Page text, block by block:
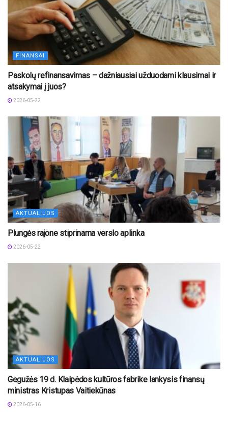
FINANSAI
Paskolų refinansavimas – dažniausiai užduodami klausimai ir
atsakymai į juos?
2026-05-22
AKTUALIJOS
Plungės rajone stiprinama verslo aplinka
2026-05-22
AKTUALIJOS
Gegužės 19 d. Klaipėdos kultūros fabrike lankysis finansų
ministras Kristupas Vaitiekūnas
2026-05-16